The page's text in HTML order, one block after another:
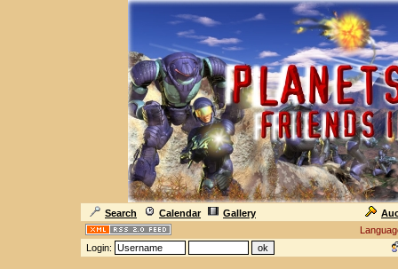
Search Calendar Gallery
Login: